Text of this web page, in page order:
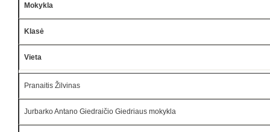
Mokykla
Klasė
Vieta
Pranaitis Žilvinas
Jurbarko Antano Giedraičio Giedriaus mokykla